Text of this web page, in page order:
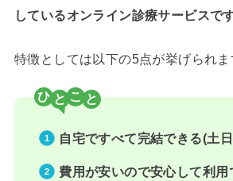
しているオンライン診療サービスです
特徴としては以下の5点が挙げられま
ひ こ
自宅ですべて完結できる(土
費用が安いので安心して利用